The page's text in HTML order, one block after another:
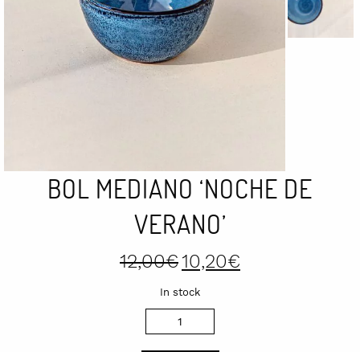
BOL MEDIANO ‘NOCHE DE
VERANO’
12,00€ Original
price
10,20€price
In stock